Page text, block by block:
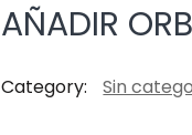
AÑADIR
Category: Sin